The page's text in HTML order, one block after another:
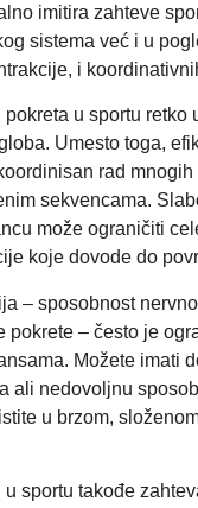
imitira zahteve
sistema već i u
i
u sportu retko
Umesto toga,
rad
sekvencama.
može ograničiti
koje dovode do
– sposobnost
pokrete – često je
Možete imati
ali nedovoljnu
u brzom,
u sportu takođe